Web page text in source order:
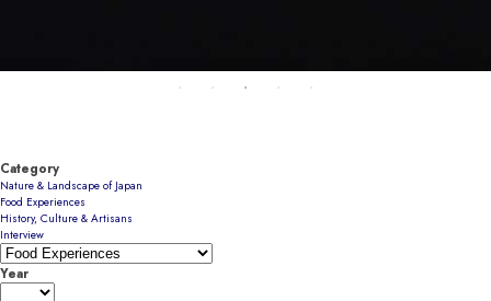
Category
Nature & Landscape of Japan
Food Experiences
History, Culture & Artisans
Interview
Year